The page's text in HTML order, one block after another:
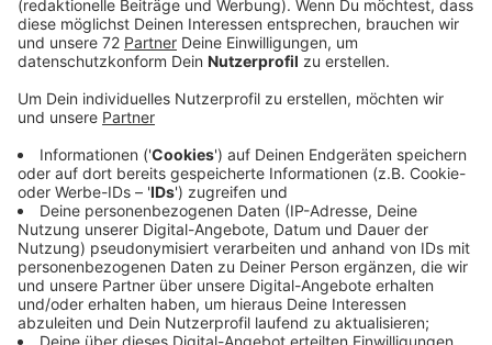
Immerhin solle der Weg in die Arbeit beschleunigt
werden. Das sei positiv, aber die Bürokratiehürden für
Unternehmen seien immer noch viel zu hoch. Es gelte
also Bürokratie abzubauen - gleiches gelte beim
Thema Rückführen von Asylbewerbern. Auf Druck der
Städte und Gemeinden bekommen diese zwar
immerhin inzwischen etwas mehr Geld für's
Unterbringen von Flüchtlingen vom Bund - das reiche
am Ende aber leider immer noch nicht aus. Ebenso
müssten Bund und Länder noch mehr Unterstützen
beim Schaffen von geeigneten